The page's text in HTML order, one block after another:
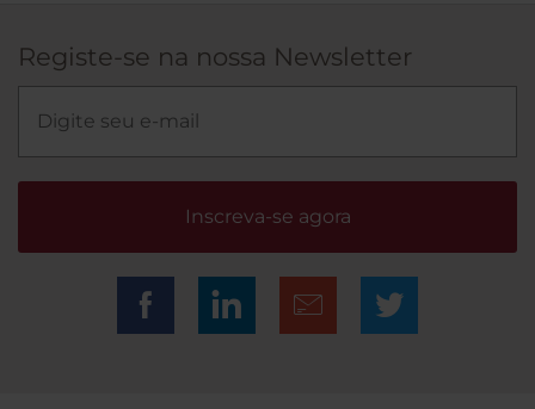
Registe-se na nossa Newsletter
Inscreva-se agora